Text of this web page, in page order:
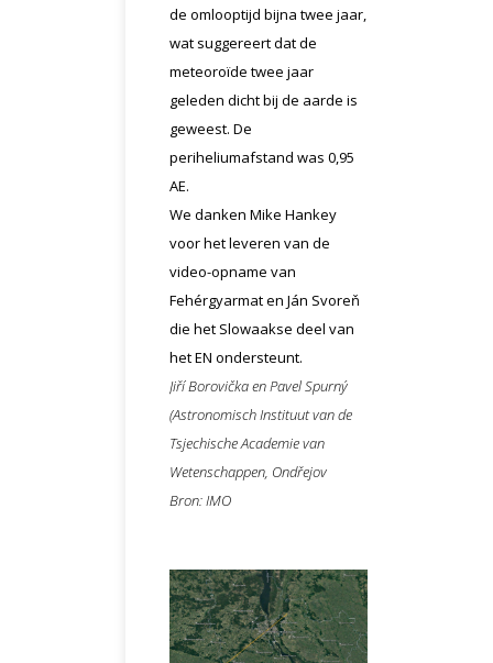
de omlooptijd bijna twee jaar,
wat suggereert dat de
meteoroïde twee jaar
geleden dicht bij de aarde is
geweest. De
periheliumafstand was 0,95
AE.
We danken Mike Hankey
voor het leveren van de
video-opname van
Fehérgyarmat en Ján Svoreň
die het Slowaakse deel van
het EN ondersteunt.
Jiří Borovička en Pavel Spurný
(Astronomisch Instituut van de
Tsjechische Academie van
Wetenschappen, Ondřejov
Bron: IMO